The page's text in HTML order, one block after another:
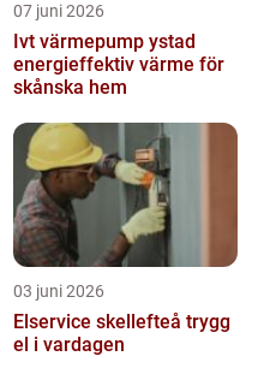
07 juni 2026
Ivt värmepump ystad
energieffektiv värme för
skånska hem
03 juni 2026
Elservice skellefteå trygg
el i vardagen